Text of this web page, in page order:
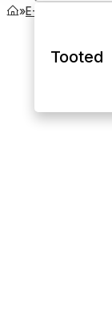
Tooted
AvalehtE-Pood